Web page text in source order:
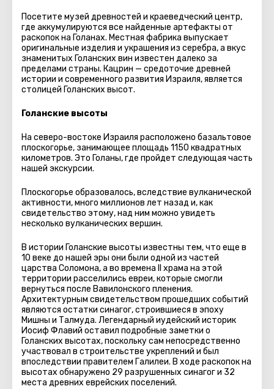
Посетите музей древностей и краеведческий центр,
где аккумулируются все найденные артефакты от
раскопок на Голанах. Местная фабрика выпускает
оригинальные изделия и украшения из серебра, а вкус
знаменитых Голанских вин известен далеко за
пределами страны. Кацрин — средоточие древней
истории и современного развития Израиля, является
столицей Голанских высот.
Голанские высоты
На северо-востоке Израиля расположено базальтовое
плоскогорье, занимающее площадь 1150 квадратных
километров. Это Голаны, где пройдет следующая часть
нашей экскурсии.
Плоскогорье образовалось, вследствие вулканической
активности, много миллионов лет назад и, как
свидетельство этому, над ним можно увидеть
несколько вулканических вершин.
В истории Голанские высоты известны тем, что еще в
10 веке до нашей эры они были одной из частей
царства Соломона, а во времена II храма на этой
территории расселились евреи, которые смогли
вернуться после Вавилонского пленения.
Архитектурным свидетельством прошедших событий
являются остатки синагог, строившиеся в эпоху
Мишны и Талмуда. Легендарный иудейский историк
Иосиф Флавий оставил подробные заметки о
Голанских высотах, поскольку сам непосредственно
участвовал в строительстве укреплений и был
впоследствии правителем Галилеи. В ходе раскопок на
высотах обнаружено 29 разрушенных синагог и 32
места древних еврейских поселений.